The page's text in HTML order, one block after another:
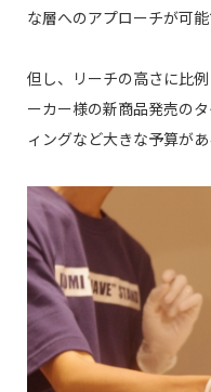
な層へのアプローチが可能
但し、リーチの高さに比
ーカー様の新商品発売の
ィングなど大きな予算が